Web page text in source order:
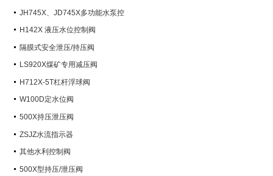
JH745X、JD745X多功能水泵控
制阀H142X 液压水位控制阀
隔膜式安全泄压/持压阀
LS920X煤矿专用减压阀
H712X-5T杠杆浮球阀
W100D定水位阀
500X持压泄压阀
ZSJZ水流指示器
其他水利控制阀
500X型持压/泄压阀